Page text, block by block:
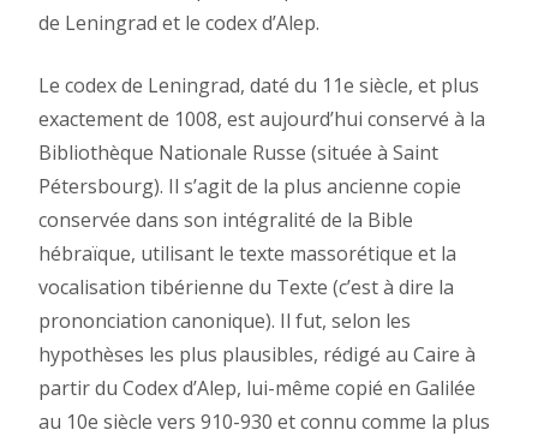
de Leningrad et le codex d’Alep.
Le codex de Leningrad, daté du 11e siècle, et plus
exactement de 1008, est aujourd’hui conservé à la
Bibliothèque Nationale Russe (située à Saint
Pétersbourg). Il s’agit de la plus ancienne copie
conservée dans son intégralité de la Bible
hébraïque, utilisant le texte massorétique et la
vocalisation tibérienne du Texte (c’est à dire la
prononciation canonique). Il fut, selon les
hypothèses les plus plausibles, rédigé au Caire à
partir du Codex d’Alep, lui-même copié en Galilée
au 10e siècle vers 910-930 et connu comme la plus